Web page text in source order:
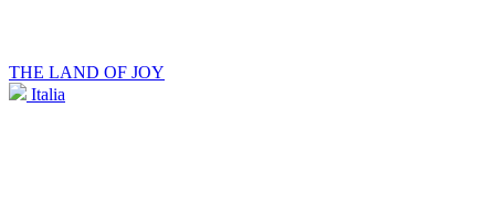
THE LAND OF JOY
Italia